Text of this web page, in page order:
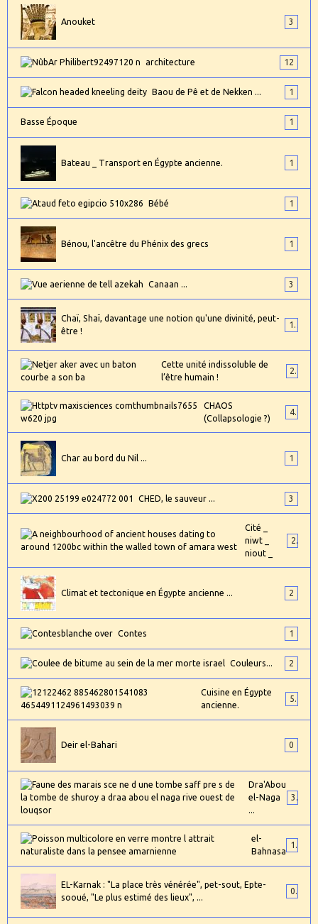
Anouket 3
architecture 12
Baou de Pê et de Nekken ... 1
Basse Époque 1
Bateau _ Transport en Égypte ancienne. 1
Bébé 1
Bénou, l'ancêtre du Phénix des grecs 1
Canaan ... 3
Chaï, Shaï, davantage une notion qu'une divinité, peut-
être !
1
Cette unité indissoluble de
l’être humain !
2
CHAOS
(Collapsologie ?)
4
Char au bord du Nil ... 1
CHED, le sauveur ... 3
Cité _
niwt _
niout _
2
Climat et tectonique en Égypte ancienne ... 2
Contes 1
Couleurs... 2
Cuisine en Égypte
ancienne.
5
Deir el-Bahari 0
Dra'Abou
el-Naga
...
3
el-
Bahnasa
1
EL-Karnak : "La place très vénérée", pet-sout, Epte-
sooué, "Le plus estimé des lieux", ...
0